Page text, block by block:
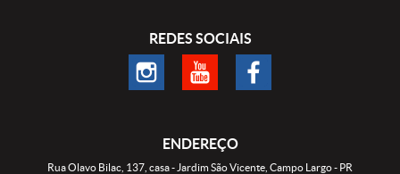
REDES SOCIAIS
ENDEREÇO
Rua Olavo Bilac, 137, casa- Jardim São Vicente, Campo Largo- PR